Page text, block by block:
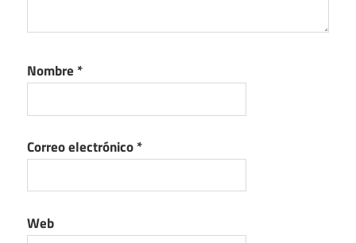
Nombre *
Correo electrónico*
Web